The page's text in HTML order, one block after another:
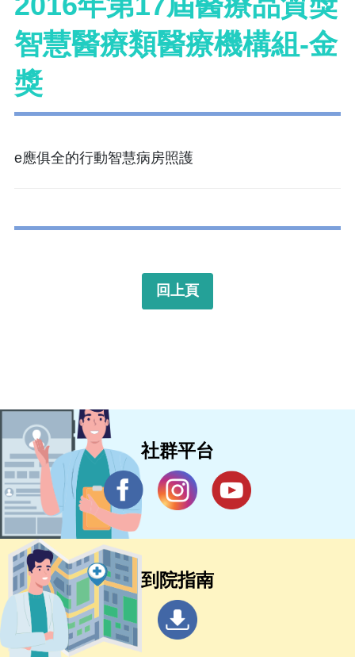
智慧醫療類醫療機構組-金
獎
e應俱全的行動智慧病房照護
回上頁
社群平台
到院指南